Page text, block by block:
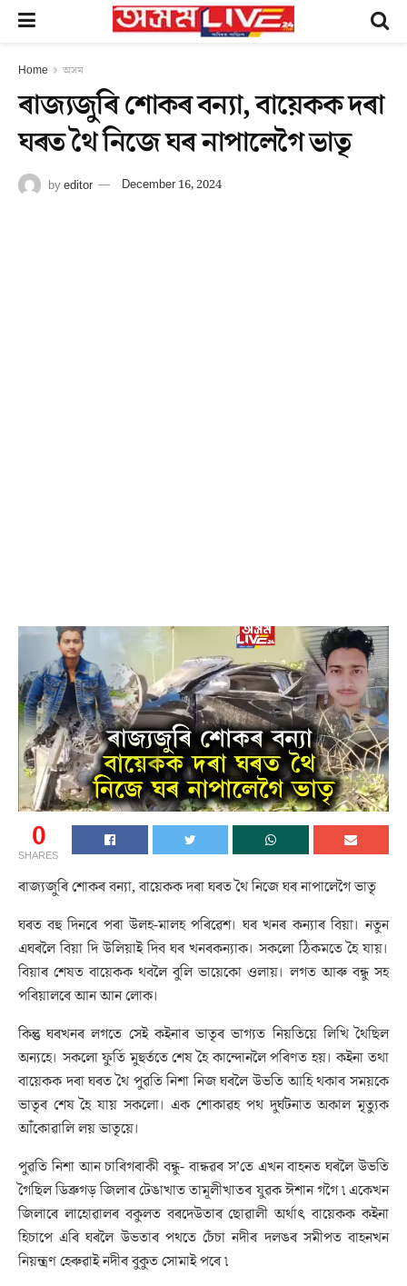
Home অসম
ৰাজ্যজুৰি শোকৰ বন্যা, বায়েকক দৰা
ঘৰত থৈ নিজে ঘৰ নাপালেগৈ ভাতৃ
byeditor December 16, 2024
0
SHARES
ৰাজ্যজুৰি শোকৰ বন্যা, বায়েকক দৰা ঘৰত থৈ নিজে ঘৰ নাপালেগৈ ভাতৃ
ঘৰত বহু দিনৰে পৰা উলহ-মালহ পৰিৱেশ। ঘৰ খনৰ কন্যাৰ বিয়া। নতুন
এঘৰলৈ বিয়া দি উলিয়াই দিব ঘৰ খনৰকন্যাক। সকলো ঠিকমতে হৈ যায়।
বিয়াৰ শেষত বায়েকক থবলৈ বুলি ভায়েকো ওলায়। লগত আৰু বন্ধু সহ
পৰিয়ালৰে আন আন লোক।
কিন্তু ঘৰখনৰ লগতে সেই কইনাৰ ভাতৃৰ ভাগ্যত নিয়তিয়ে লিখি থৈছিল
অন্যহে। সকলো ফুৰ্তি মুহুৰ্ততে শেষ হৈ কান্দোনলৈ পৰিণত হয়। কইনা তথা
বায়েকক দৰা ঘৰত থৈ পুৱতি নিশা নিজ ঘৰলৈ উভতি আহি থকাৰ সময়কে
ভাতৃৰ শেষ হৈ যায় সকলো। এক শোকাৱহ পথ দুৰ্ঘটনাত অকাল মৃত্যুক
আঁকোৱালি লয় ভাতৃয়ে।
পুৱতি নিশা আন চাৰিগৰাকী বন্ধু- বান্ধৱৰ স’তে এখন বাহনত ঘৰলৈ উভতি
গৈছিল ডিব্ৰুগড় জিলাৰ টেঙাখাত তামূলীখাতৰ যুৱক ঈশান গগৈ ৷ একেখন
জিলাৰে লাহোৱালৰ বকুলত বৰদেউতাৰ ছোৱালী অৰ্থাৎ বায়েকক কইনা
হিচাপে এৰি ঘৰলৈ উভতাৰ পথতে চেঁচা নদীৰ দলঙৰ সমীপত বাহনখন
নিয়ন্ত্ৰণ হেৰুৱাই নদীৰ বুকুত সোমাই পৰে ৷